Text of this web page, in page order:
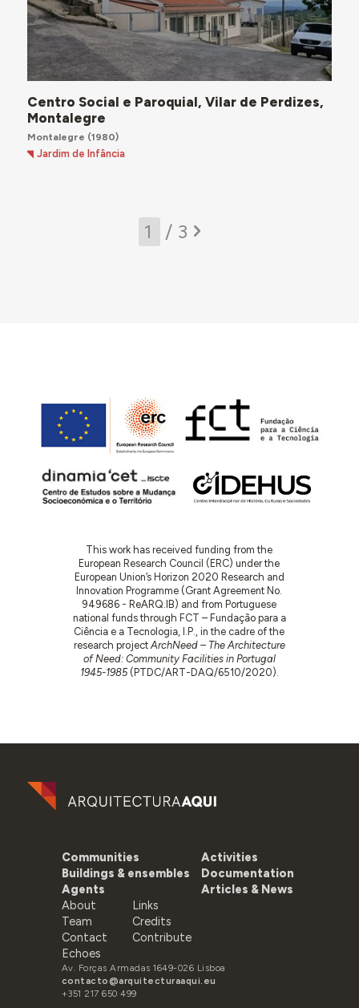
Centro Social e Paroquial, Vilar de Perdizes,
Montalegre
Montalegre (1980)
Jardim de Infância
/ 3
This work has received funding from the
European Research Council (ERC) under the
European Union’s Horizon 2020 Research and
Innovation Programme (Grant Agreement No.
949686 - ReARQ.IB) and from Portuguese
national funds through FCT – Fundação para a
Ciência e a Tecnologia, I.P., in the cadre of the
research projectArchNeed – The Architecture
of Need: Community Facilities in Portugal
1945-1985(PTDC/ART-DAQ/6510/2020).
Communities
Buildings & ensembles
Agents
Activities
Documentation
Articles & News
About
Team
Contact
Echoes
Links
Credits
Contribute
Av. Forças Armadas 1649-026 Lisboa
contacto@arquitecturaaqui.eu
+351 217 650 499